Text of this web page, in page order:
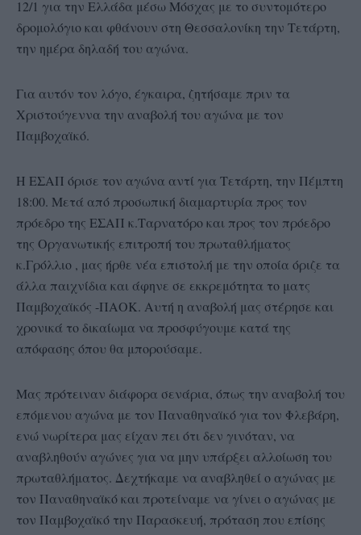
12/1 για την Ελλάδα μέσω Μόσχας με το συντομότερο
δρομολόγιο και φθάνουν στη Θεσσαλονίκη την Τετάρτη,
την ημέρα δηλαδή του αγώνα.
Για αυτόν τον λόγο, έγκαιρα, ζητήσαμε πριν τα
Χριστούγεννα την αναβολή του αγώνα με τον
Παμβοχαϊκό.
Η ΕΣΑΠ όρισε τον αγώνα αντί για Τετάρτη, την Πέμπτη
18:00. Μετά από προσωπική διαμαρτυρία προς τον
πρόεδρο της ΕΣΑΠ κ.Ταρνατόρο και προς τον πρόεδρο
της Οργανωτικής επιτροπή του πρωταθλήματος
κ.Γρόλλιο , μας ήρθε νέα επιστολή με την οποία όριζε τα
άλλα παιχνίδια και άφηνε σε εκκρεμότητα το ματς
Παμβοχαϊκός -ΠΑΟΚ. Αυτή η αναβολή μας στέρησε και
χρονικά το δικαίωμα να προσφύγουμε κατά της
απόφασης όπου θα μπορούσαμε.
Μας πρότειναν διάφορα σενάρια, όπως την αναβολή του
επόμενου αγώνα με τον Παναθηναϊκό για τον Φλεβάρη,
ενώ νωρίτερα μας είχαν πει ότι δεν γινόταν, να
αναβληθούν αγώνες για να μην υπάρξει αλλοίωση του
πρωταθλήματος. Δεχτήκαμε να αναβληθεί ο αγώνας με
τον Παναθηναϊκό και προτείναμε να γίνει ο αγώνας με
τον Παμβοχαϊκό την Παρασκευή, πρόταση που επίσης